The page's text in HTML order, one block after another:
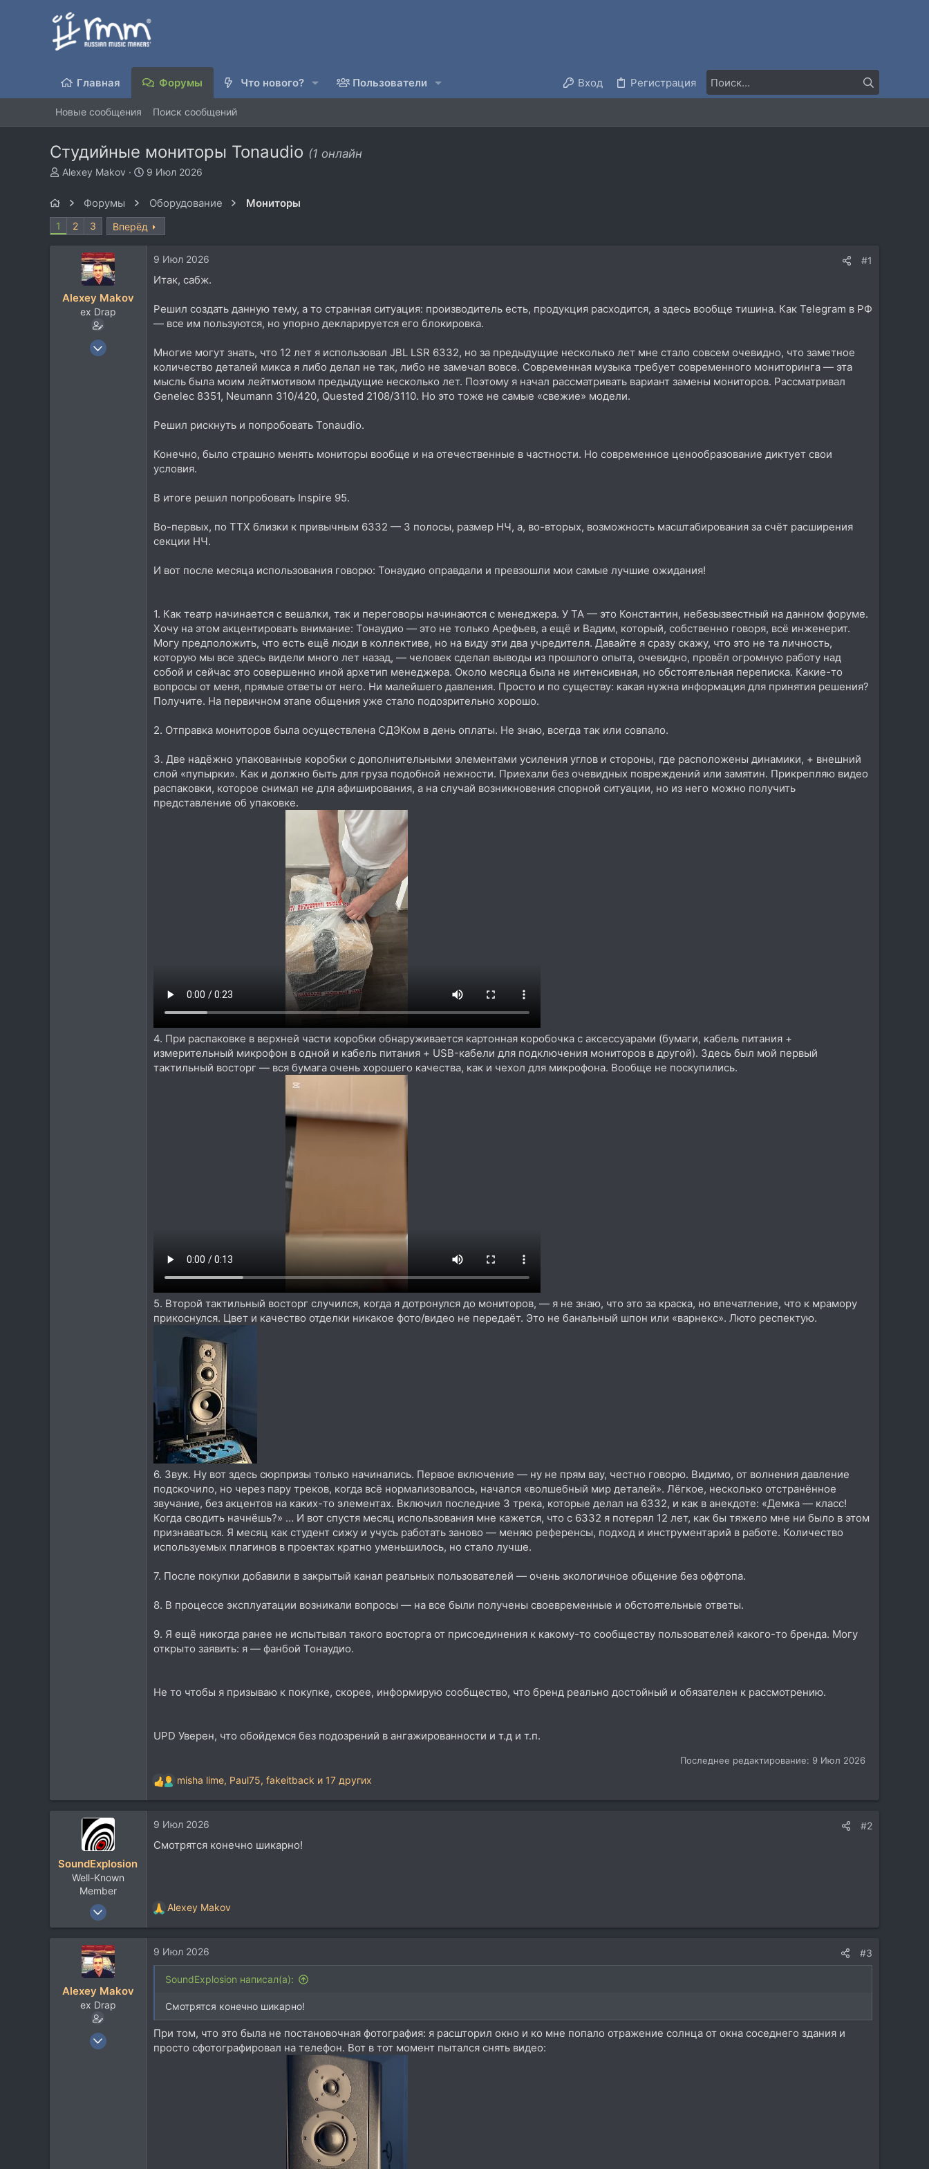
Главная Форумы Что нового? Пользователи Вход Регистрация
Новые сообщения Поиск сообщений
Студийные мониторы Tonaudio (1 онлайн
А
т
Alexey Makov
Д
н
а
9 Июл 2026
Форумы Оборудование Мониторы
1 2 3 Вперёд
Alexey Makov
ex Drap
27 Дек 2007
9 Июл 2026 #1
Итак, сабж.
Решил создать данную тему, а то странная ситуация: производитель есть, продукция расходится, а здесь вообще тишина. Как Telegram в РФ
— все им пользуются, но упорно декларируется его блокировка.
Многие могут знать, что 12 лет я использовал JBL LSR 6332, но за предыдущие несколько лет мне стало совсем очевидно, что заметное
количество деталей микса я либо делал не так, либо не замечал вовсе. Современная музыка требует современного мониторинга — эта
мысль была моим лейтмотивом предыдущие несколько лет. Поэтому я начал рассматривать вариант замены мониторов. Рассматривал
Genelec 8351, Neumann 310/420, Quested 2108/3110. Но это тоже не самые «свежие» модели.
Решил рискнуть и попробовать Tonaudio.
Конечно, было страшно менять мониторы вообще и на отечественные в частности. Но современное ценообразование диктует свои
условия.
В итоге решил попробовать Inspire 95.
Во-первых, по ТТХ близки к привычным 6332 — 3 полосы, размер НЧ, а, во-вторых, возможность масштабирования за счёт расширения
секции НЧ.
И вот после месяца использования говорю: Тонаудио оправдали и превзошли мои самые лучшие ожидания!
1. Как театр начинается с вешалки, так и переговоры начинаются с менеджера. У ТА — это Константин, небезызвестный на данном форуме.
Хочу на этом акцентировать внимание: Тонаудио — это не только Арефьев, а ещё и Вадим, который, собственно говоря, всё инженерит.
Могу предположить, что есть ещё люди в коллективе, но на виду эти два учредителя. Давайте я сразу скажу, что это не та личность,
которую мы все здесь видели много лет назад, — человек сделал выводы из прошлого опыта, очевидно, провёл огромную работу над
собой и сейчас это совершенно иной архетип менеджера. Около месяца была не интенсивная, но обстоятельная переписка. Какие-то
вопросы от меня, прямые ответы от него. Ни малейшего давления. Просто и по существу: какая нужна информация для принятия решения?
Получите. На первичном этапе общения уже стало подозрительно хорошо.
2. Отправка мониторов была осуществлена СДЭКом в день оплаты. Не знаю, всегда так или совпало.
3. Две надёжно упакованные коробки с дополнительными элементами усиления углов и стороны, где расположены динамики, + внешний
слой «пупырки». Как и должно быть для груза подобной нежности. Приехали без очевидных повреждений или замятин. Прикрепляю видео
распаковки, которое снимал не для афиширования, а на случай возникновения спорной ситуации, но из него можно получить
представление об упаковке.
4. При распаковке в верхней части коробки обнаруживается картонная коробочка с аксессуарами (бумаги, кабель питания +
измерительный микрофон в одной и кабель питания + USB-кабели для подключения мониторов в другой). Здесь был мой первый
тактильный восторг — вся бумага очень хорошего качества, как и чехол для микрофона. Вообще не поскупились.
5. Второй тактильный восторг случился, когда я дотронулся до мониторов, — я не знаю, что это за краска, но впечатление, что к мрамору
прикоснулся. Цвет и качество отделки никакое фото/видео не передаёт. Это не банальный шпон или «варнекс». Люто респектую.
6. Звук. Ну вот здесь сюрпризы только начинались. Первое включение — ну не прям вау, честно говорю. Видимо, от волнения давление
подскочило, но через пару треков, когда всё нормализовалось, начался «волшебный мир деталей». Лёгкое, несколько отстранённое
звучание, без акцентов на каких-то элементах. Включил последние 3 трека, которые делал на 6332, и как в анекдоте: «Демка — класс!
Когда сводить начнёшь?» … И вот спустя месяц использования мне кажется, что с 6332 я потерял 12 лет, как бы тяжело мне ни было в этом
признаваться. Я месяц как студент сижу и учусь работать заново — меняю референсы, подход и инструментарий в работе. Количество
используемых плагинов в проектах кратно уменьшилось, но стало лучше.
7. После покупки добавили в закрытый канал реальных пользователей — очень экологичное общение без оффтопа.
8. В процессе эксплуатации возникали вопросы — на все были получены своевременные и обстоятельные ответы.
9. Я ещё никогда ранее не испытывал такого восторга от присоединения к какому-то сообществу пользователей какого-то бренда. Могу
открыто заявить: я — фанбой Тонаудио.
Не то чтобы я призываю к покупке, скорее, информирую сообщество, что бренд реально достойный и обязателен к рассмотрению.
UPD Уверен, что обойдемся без подозрений в ангажированности и т.д и т.п.
Последнее редактирование: 9 Июл 2026
Р
е
к
и
misha lime, Paul75, fakeitback и 17 других
SoundExplosion
Well-Known
Member
22 Янв 2009
2.544
Tomsk
9 Июл 2026 #2
Смотрятся конечно шикарно!
Р
е
к
ц
Alexey Makov
Alexey Makov
ex Drap
27 Дек 2007
9 Июл 2026 #3
SoundExplosion написал(а):
Смотрятся конечно шикарно!
При том, что это была не постановочная фотография: я расшторил окно и ко мне попало отражение солнца от окна соседнего здания и
просто сфотографировал на телефон. Вот в тот момент пытался снять видео: